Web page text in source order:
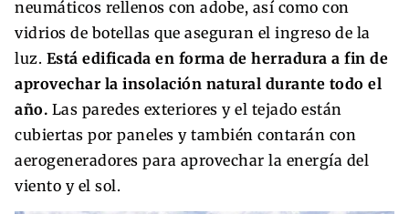
neumáticos rellenos con adobe, así como con
vidrios de botellas que aseguran el ingreso de la
luz. Está edificada en forma de herradura a fin de
aprovechar la insolación natural durante todo el
año. Las paredes exteriores y el tejado están
cubiertas por paneles y también contarán con
aerogeneradores para aprovechar la energía del
viento y el sol.